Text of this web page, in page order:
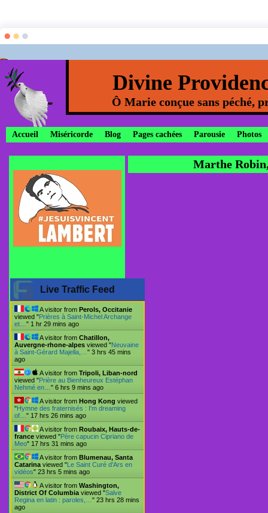
Divine
Ô Marie conçue sans péché,
Accueil Miséricorde Blog Pages cachées Parousie Photos
Live Traffic Feed
A visitor from Perols, Occitanie
viewed "Prières à Saint-Michel Archange
et… " 1 hr 29 mins ago
A visitor from Chatillon,
Auvergne-rhone-alpes viewed "Neuvaine
à Saint-Gérard Majella,… " 3 hrs 45 mins
ago
A visitor from Tripoli, Liban-nord
viewed "Prière au Bienheureux Estéphan
Nehmé en… " 6 hrs 9 mins ago
A visitor from Hong Kong viewed
"Hymne des fraternisés : I'm dreaming
of… " 17 hrs 26 mins ago
A visitor from Roubaix, Hauts-de-
france viewed "Père capucin Cipriano de
Meo" 17 hrs 31 mins ago
A visitor from Blumenau, Santa
Catarina viewed "Le Saint Curé d'Ars en
vidéos" 23 hrs 5 mins ago
A visitor from Washington,
District Of Columbia viewed "Salve
Regina en latin : paroles,… " 23 hrs 28 mins
ago
Marthe